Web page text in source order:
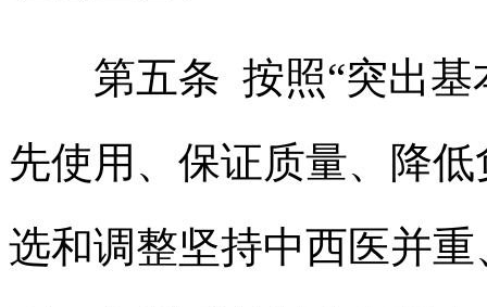
第五条 按照“突出
先使用、保证质量、降
选和调整坚持中西医并